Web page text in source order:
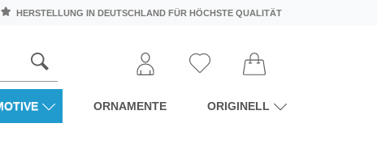
HERSTELLUNG IN DEUTSCHLAND FÜR HÖCHSTE QUALITÄT
ORNAMENTE ORIGINELL